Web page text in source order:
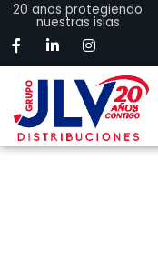
20 años protegiendo
nuestras islas